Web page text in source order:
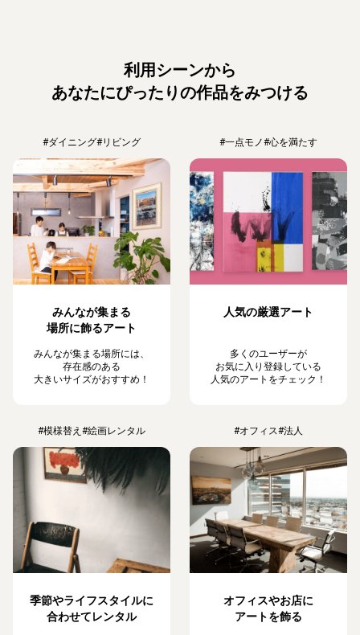
利用シーンから
あなたにぴったりの作品をみつける
#ダイニング#リビング
みんなが集まる
場所に飾るアート
みんなが集まる場所には、
存在感のある
大きいサイズがおすすめ！
#一点モノ#心を満たす
人気の厳選アート
多くのユーザーが
お気に入り登録している
人気のアートをチェック！
#模様替え #絵画レンタル
季節やライフスタイルに
合わせてレンタル
#オフィス#法人
オフィスやお店に
アートを飾る